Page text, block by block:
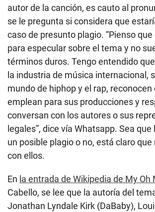
autor de la canción, es cauto al
se le pregunta si considera que
caso de presunto plagio. “Pienso
para especular sobre el tema y no
términos duros. Tengo entendido
la industria de música internacional,
mundo de hiphop y el rap,
emplean para sus producciones y
conversan con los autores o sus
legales”, dice vía Whatsapp. Sea
un posible plagio o no, está claro
con ellos.
En la entrada de Wikipedia de My Oh
Cabello, se lee que la autoría del
Jonathan Lyndale Kirk (DaBaby),